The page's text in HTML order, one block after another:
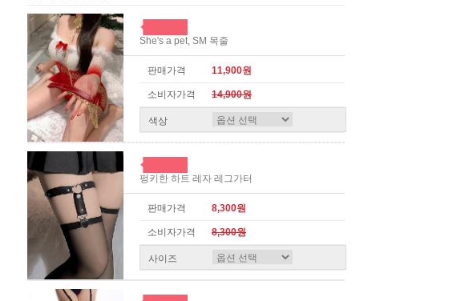
She's a pet, SM 목줄
판매가격 11,900원
소비자가격 14,900원
색상
펑키한 하트 레자 레그가터
판매가격 8,300원
소비자가격 8,300원
사이즈